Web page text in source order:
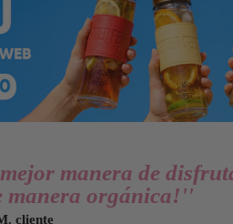
manera de
manera orgánica!''
cliente